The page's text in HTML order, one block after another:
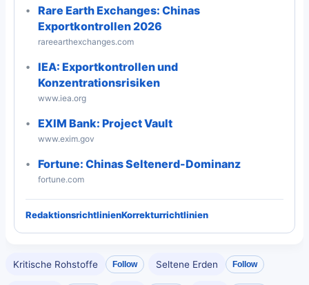
Rare Earth Exchanges: Chinas
Exportkontrollen 2026
rareearthexchanges.com
IEA: Exportkontrollen und
Konzentrationsrisiken
www.iea.org
EXIM Bank: Project Vault
www.exim.gov
Fortune: Chinas Seltenerd-Dominanz
fortune.com
RedaktionsrichtlinienKorrekturrichtlinien
Kritische Rohstoffe Follow Seltene Erden Follow